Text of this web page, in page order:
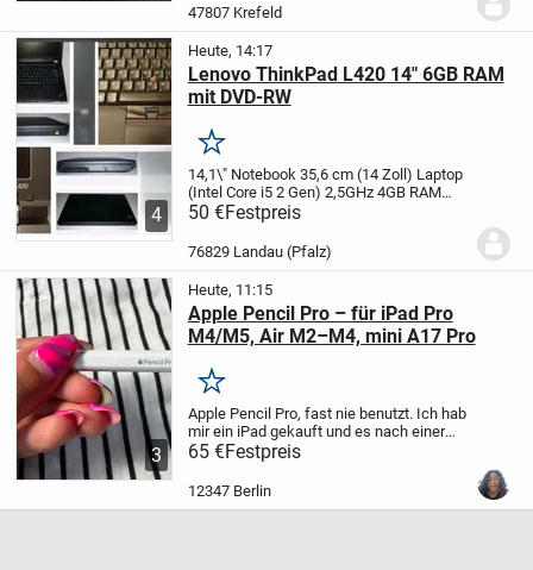
GEGEN GEBOT
gerne auch meine...
47807 Krefeld
4
Heute, 14:17
Lenovo ThinkPad L420 14" 6GB RAM
mit DVD-RW
Merken
14,1\" Notebook 35,6 cm (14 Zoll) Laptop
(Intel Core i5 2 Gen) 2,5GHz 4GB RAM
500GB HDD Intel HD 3000
dem Lenovo ThinkPad L420 eine
Kombination aus Eleganz und
Leistungsfähigkeit.
...
50 €Festpreis
76829 Landau (Pfalz)
3
Heute, 11:15
Apple Pencil Pro – für iPad Pro
M4/M5, Air M2–M4, mini A17 Pro
Merken
Apple Pencil Pro, fast nie benutzt. Ich hab
mir ein iPad gekauft und es nach einer
Woche wieder zurückgegeben, aber den
Pencil hab ich noch.
almost never used. I bought an iPad
65 €Festpreis
12347 Berlin